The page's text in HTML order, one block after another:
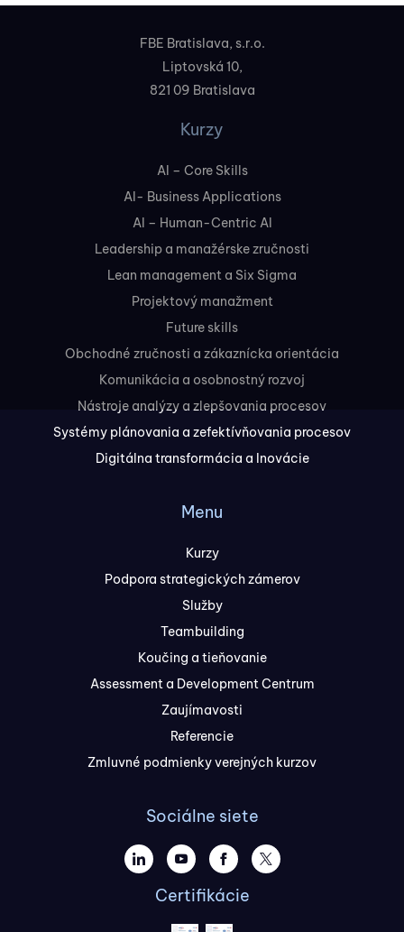
FBE Bratislava, s.r.o.
Liptovská 10,
821 09 Bratislava
Kurzy
AI – Core Skills
AI- Business Applications
AI – Human-Centric AI
Leadership a manažérske zručnosti
Lean management a Six Sigma
Projektový manažment
Future skills
Obchodné zručnosti a zákaznícka orientácia
Komunikácia a osobnostný rozvoj
Nástroje analýzy a zlepšovania procesov
Systémy plánovania a zefektívňovania procesov
Digitálna transformácia a Inovácie
Menu
Kurzy
Podpora strategických zámerov
Služby
Teambuilding
Koučing a tieňovanie
Assessment a Development Centrum
Zaujímavosti
Referencie
Zmluvné podmienky verejných kurzov
Sociálne siete
Certifikácie